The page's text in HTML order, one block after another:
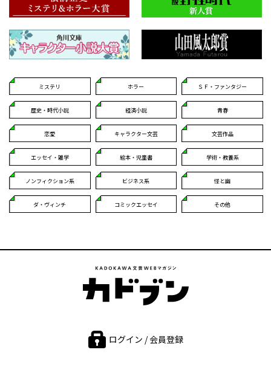
ミステリ ホラー ＳＦ・ファンタジー
歴史・時代小説 経済小説 青春
恋愛 キャラクター文芸 文芸作品
エッセイ・雑学 絵本・児童書 学術・教養系
ノンフィクション系 ビジネス系 怪と幽
ダ・ヴィンチ コミックエッセイ その他
ログイン / 会員登録